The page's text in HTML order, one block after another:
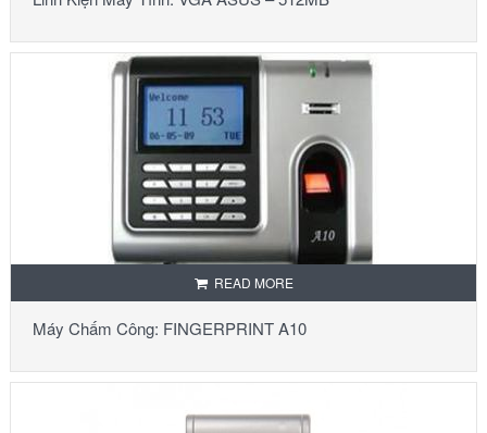
READ MORE
Máy Chấm Công: FINGERPRINT A10